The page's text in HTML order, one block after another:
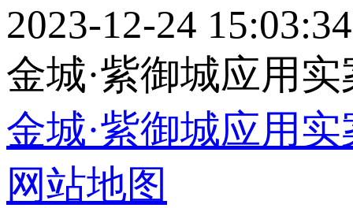
2023-12-24 15:03:34
金城·紫御城应用实案
金城·紫御城应用实案
网站地图